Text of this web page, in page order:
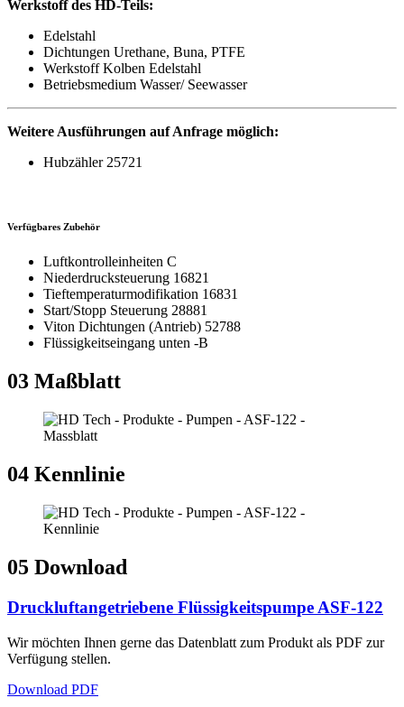
Werkstoff des HD-Teils:
Edelstahl
Dichtungen Urethane, Buna, PTFE
Werkstoff Kolben Edelstahl
Betriebsmedium Wasser/ Seewasser
Weitere Ausführungen auf Anfrage möglich:
Hubzähler 25721
Verfügbares Zubehör
Luftkontrolleinheiten C
Niederdrucksteuerung 16821
Tieftemperaturmodifikation 16831
Start/Stopp Steuerung 28881
Viton Dichtungen (Antrieb) 52788
Flüssigkeitseingang unten -B
03 Maßblatt
04 Kennlinie
05 Download
Druckluftangetriebene Flüssigkeitspumpe ASF-122
Wir möchten Ihnen gerne das Datenblatt zum Produkt als PDF zur
Verfügung stellen.
Download PDF